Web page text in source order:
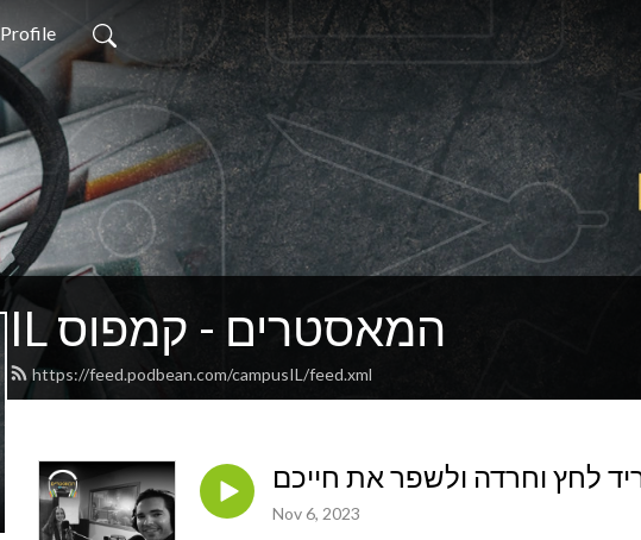
Profile
IL המאסטרים - קמפוס
https://feed.podbean.com/campusIL/feed.xml
Nov 6, 2023